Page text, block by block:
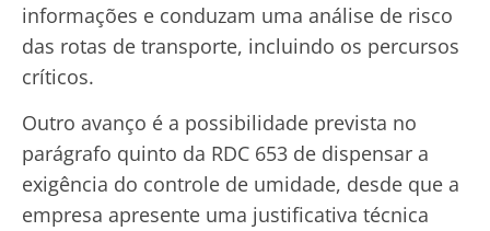
informações e conduzam uma análise de risco
das rotas de transporte, incluindo os percursos
críticos.
Outro avanço é a possibilidade prevista no
parágrafo quinto da RDC 653 de dispensar a
exigência do controle de umidade, desde que a
empresa apresente uma justificativa técnica